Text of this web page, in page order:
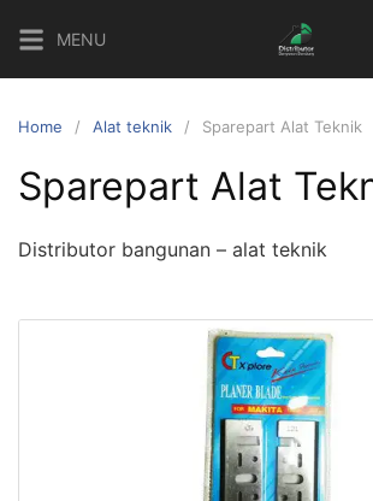
content
MENU
Home Alat teknik Sparepart Alat Teknik
Sparepart Alat
Distributor bangunan – alat teknik